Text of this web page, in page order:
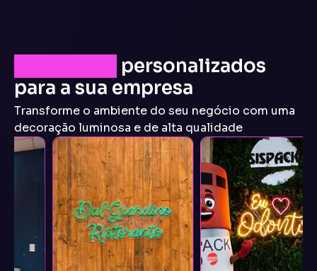
personalizados
para a sua empresa
Transforme o ambiente do seu negócio com uma
decoração luminosa e de alta qualidade